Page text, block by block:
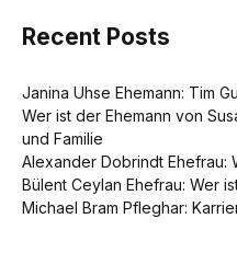
Recent Posts
Janina Uhse Ehemann: Tim
Wer ist der Ehemann von
und Familie
Alexander Dobrindt Ehefrau:
Bülent Ceylan Ehefrau: Wer
Michael Bram Pfleghar: